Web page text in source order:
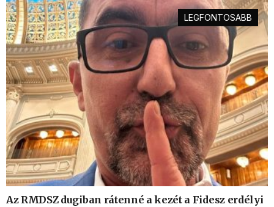
LEGFONTOSABB
Az RMDSZ dugiban rátenné a kezét a Fidesz erdélyi